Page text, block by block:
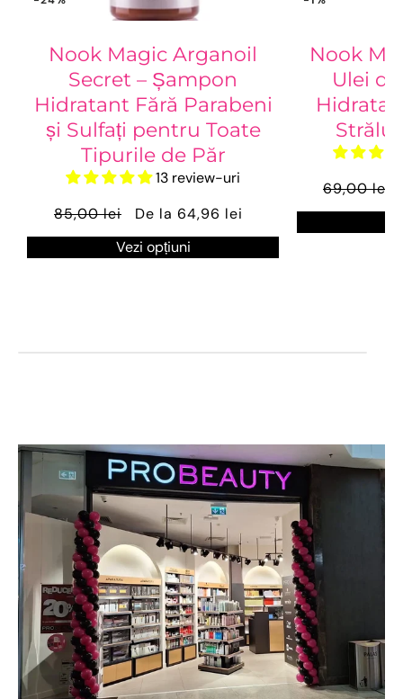
Nook Magic Arganoil
Secret – Șampon
Hidratant Fără Parabeni
și Sulfați pentru Toate
Tipurile de Păr
13 review-uri
85,00 lei
De la 64,96 lei
Vezi opțiuni
Nook
Ulei
69,00 lei